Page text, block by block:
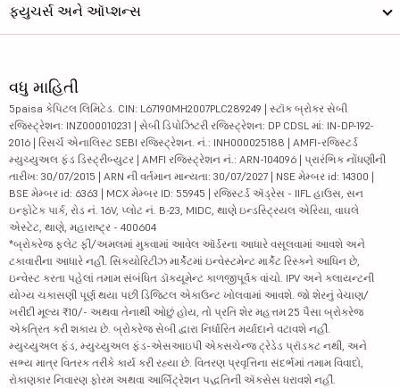
ફ્યુચર્સ અને ઑપ્શન્સ
વધુ માહિતી
5paisa કેપિટલ લિમિટેડ. CIN: L67190MH2007PLC289249 | સ્ટૉક બ્રોકર સેબી
રજિસ્ટ્રેશન: INZ000010231 | સેબી ડિપોઝિટરી રજિસ્ટ્રેશન: DP CDSL માં: IN-DP-192-
2016 | રિસર્ચ એનાલિસ્ટ SEBI રજિસ્ટ્રેશન. નં.: INH000025188 | AMFI-રજિસ્ટર્ડ
મ્યુચ્યુઅલ ફંડ ડિસ્ટ્રીબ્યુટર | AMFI રજિસ્ટ્રેશન નં.: ARN-104096 | પ્રારંભિક નોંધણીની
તારીખ: 30/07/2015 | ARN ની વર્તમાન માન્યતા: 30/07/2027 | NSE મેમ્બર id: 14300 |
BSE મેમ્બર id: 6363 | MCX મેમ્બર ID: 55945 | રજિસ્ટર્ડ ઍડ્રેસ - IIFL હાઉસ, સન
ઇન્ફોટેક પાર્ક, રોડ નં. 16V, પ્લોટ નં. B-23, MIDC, થાણે ઇન્ડસ્ટ્રિયલ એરિયા, વાઘલે
એસ્ટેટ, થાણે, મહારાષ્ટ્ર - 400604
*બ્રોકરેજ ફ્લેટ ફી/અમલમાં મુકવામાં આવેલ ઑર્ડરના આધારે વસૂલવામાં આવશે અને
ટકાવારીના આધારે નહીં. સિક્યોરિટીઝ માર્કેટમાં ઇન્વેસ્ટમેન્ટ માર્કેટ રિસ્કને આધિન છે,
ઇન્વેસ્ટ કરતા પહેલાં તમામ સંબંધિત ડૉક્યૂમેન્ટ કાળજીપૂર્વક વાંચો. IPV અને ક્લાયન્ટની
યોગ્ય ચકાસણી પૂર્ણ થયા પછી ડિજિટલ એકાઉન્ટ ખોલવામાં આવશે. જો શેરનું વેચાણ/
ખરીદી મૂલ્ય ₹10/- અથવા તેનાથી ઓછું હોય, તો પ્રતિ શેર મહત્તમ 25 પૈસા બ્રોકરેજ
એકત્રિત કરી શકાય છે. બ્રોકરેજ સેબી દ્વારા નિર્ધારિત મર્યાદાને વટાવશે નહીં.
મ્યુચ્યુઅલ ફંડ, મ્યુચ્યુઅલ ફંડ-એસઆઇપી એક્સચેન્જ ટ્રેડેડ પ્રૉડક્ટ નથી, અને
સભ્ય માત્ર વિતરક તરીકે કાર્ય કરી રહ્યા છે. વિતરણ પ્રવૃત્તિના સંદર્ભમાં તમામ વિવાદો,
રોકાણકાર નિવારણ ફોરમ અથવા આર્બિટ્રેશન પદ્ધતિની ઍક્સેસ ધરાવશે નહીં.